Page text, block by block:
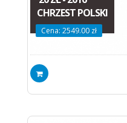
CHRZEST POLSKI
Cena: 2549.00 zł